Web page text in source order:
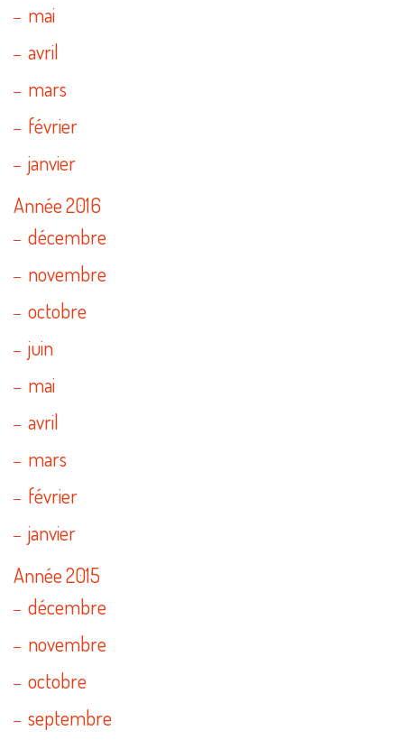
mai
avril
mars
février
janvier
Année 2016
décembre
novembre
octobre
juin
mai
avril
mars
février
janvier
Année 2015
décembre
novembre
octobre
septembre